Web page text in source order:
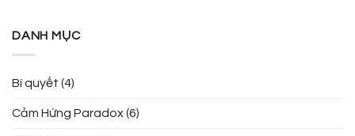
DANH MỤC
Bí quyết (4)
Cảm Hứng Paradox(6)